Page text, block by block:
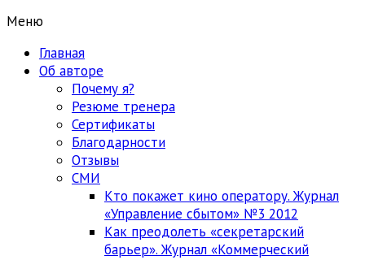
Меню
Главная
Об авторе
Почему я?
Резюме тренера
Сертификаты
Благодарности
Отзывы
СМИ
Кто покажет кино оператору. Журнал
«Управление сбытом» №3 2012
Как преодолеть «секретарский
барьер». Журнал «Коммерческий